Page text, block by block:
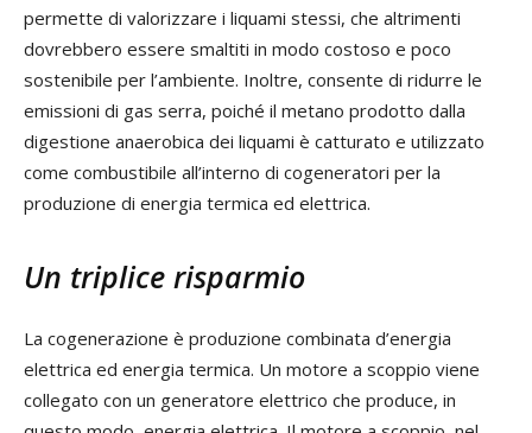
permette di valorizzare i liquami stessi, che altrimenti
dovrebbero essere smaltiti in modo costoso e poco
sostenibile per l’ambiente. Inoltre, consente di ridurre le
emissioni di gas serra, poiché il metano prodotto dalla
digestione anaerobica dei liquami è catturato e utilizzato
come combustibile all’interno di cogeneratori per la
produzione di energia termica ed elettrica.
Un triplice risparmio
La cogenerazione è produzione combinata d’energia
elettrica ed energia termica. Un motore a scoppio viene
collegato con un generatore elettrico che produce, in